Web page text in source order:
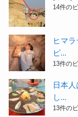
14件の
ヒマ
ピ...
13件の
日本
し...
13件の